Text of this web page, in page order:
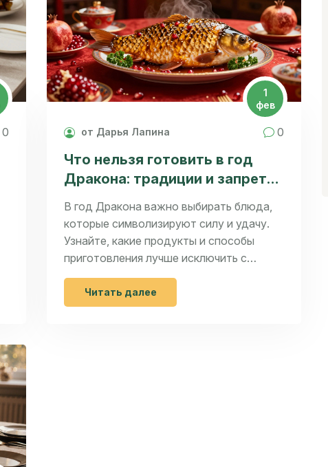
0
1
фев
от Дарья Лапина 0
Что нельзя готовить в год
Дракона: традиции и запреты
для праздничного стола
В год Дракона важно выбирать блюда,
которые символизируют силу и удачу.
Узнайте, какие продукты и способы
приготовления лучше исключить с
праздничного стола, чтобы привлечь
энергию года.
Читать далее